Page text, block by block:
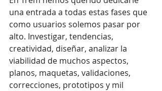
una entrada a todas estas fases que
como usuarios solemos pasar por
alto. Investigar, tendencias,
creatividad, diseñar, analizar la
viabilidad de muchos aspectos,
planos, maquetas, validaciones,
correcciones, prototipos y mil